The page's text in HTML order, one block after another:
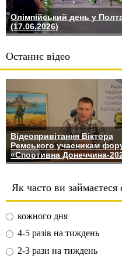
Олімпійський день у
(17.06.2026)
Останнє відео
Відеопривітання Віктора
Ремського учасникам
«Спортивна Донеччина-
Як часто ви
кожного дня
4-5 разів на тиждень
2-3 рази на тиждень